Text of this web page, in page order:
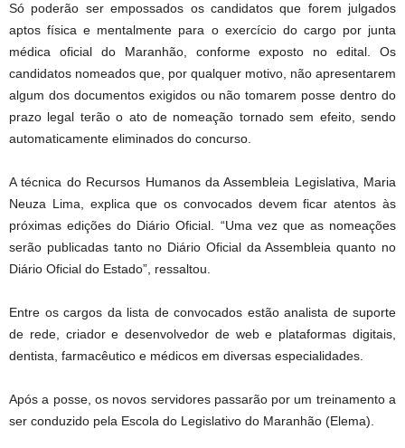
Só poderão ser empossados os candidatos que forem julgados
aptos física e mentalmente para o exercício do cargo por junta
médica oficial do Maranhão, conforme exposto no edital. Os
candidatos nomeados que, por qualquer motivo, não apresentarem
algum dos documentos exigidos ou não tomarem posse dentro do
prazo legal terão o ato de nomeação tornado sem efeito, sendo
automaticamente eliminados do concurso.
A técnica do Recursos Humanos da Assembleia Legislativa, Maria
Neuza Lima, explica que os convocados devem ficar atentos às
próximas edições do Diário Oficial. “Uma vez que as nomeações
serão publicadas tanto no Diário Oficial da Assembleia quanto no
Diário Oficial do Estado”, ressaltou.
Entre os cargos da lista de convocados estão analista de suporte
de rede, criador e desenvolvedor de web e plataformas digitais,
dentista, farmacêutico e médicos em diversas especialidades.
Após a posse, os novos servidores passarão por um treinamento a
ser conduzido pela Escola do Legislativo do Maranhão (Elema).